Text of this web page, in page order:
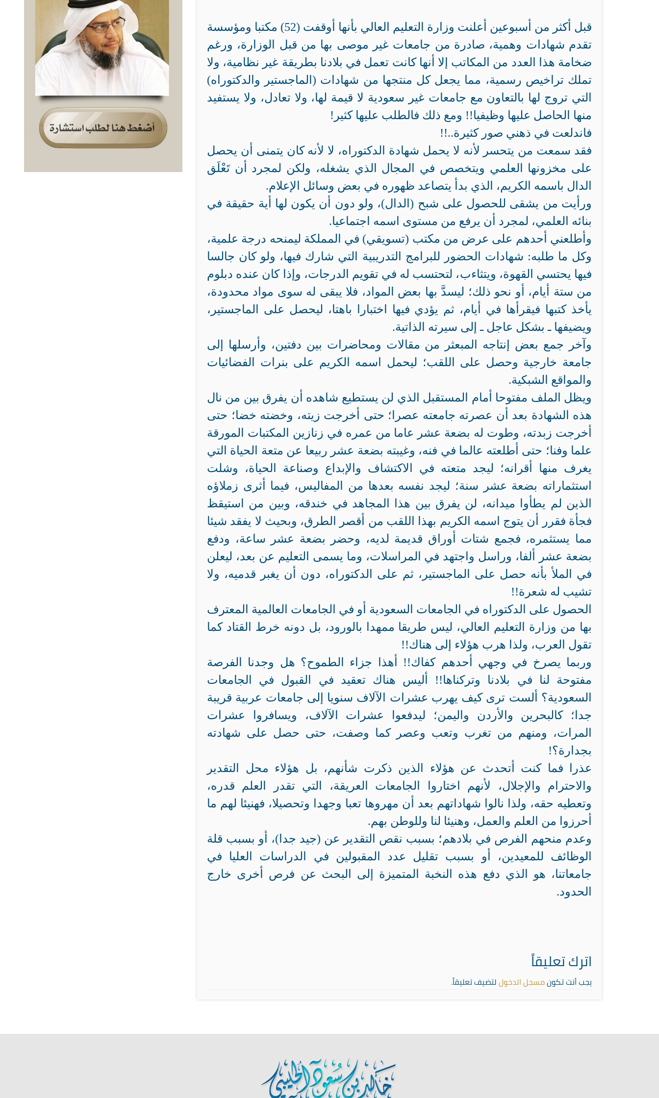
قبل أكثر من أسبوعين أعلنت وزارة التعليم العالي بأنها أوقفت (52) مكتبا ومؤسسة
تقدم شهادات وهمية، صادرة من جامعات غير موصى بها من قبل الوزارة، ورغم
ضخامة هذا العدد من المكاتب إلا أنها كانت تعمل في بلادنا بطريقة غير نظامية، ولا
تملك تراخيص رسمية، مما يجعل كل منتجها من شهادات (الماجستير والدكتوراه)
التي تروج لها بالتعاون مع جامعات غير سعودية لا قيمة لها، ولا تعادل، ولا يستفيد
منها الحاصل عليها وظيفيا!! ومع ذلك فالطلب عليها كثير!
فاندلعت في ذهني صور كثيرة..!!
فقد سمعت من يتحسر لأنه لا يحمل شهادة الدكتوراه، لا لأنه كان يتمنى أن يحصل
على مخزونها العلمي ويتخصص في المجال الذي يشغله، ولكن لمجرد أن تَعْلَق
الدال باسمه الكريم، الذي بدأ يتصاعد ظهوره في بعض وسائل الإعلام.
ورأيت من يشقى للحصول على شبح (الدال)، ولو دون أن يكون لها أية حقيقة في
بنائه العلمي، لمجرد أن يرفع من مستوى اسمه اجتماعيا.
وأطلعني أحدهم على عرض من مكتب (تسويقي) في المملكة ليمنحه درجة علمية،
وكل ما طلبه: شهادات الحضور للبرامج التدريبية التي شارك فيها، ولو كان جالسا
فيها يحتسي القهوة، ويتثاءب، لتحتسب له في تقويم الدرجات، وإذا كان عنده دبلوم
من ستة أيام، أو نحو ذلك؛ ليسدَّ بها بعض المواد، فلا يبقى له سوى مواد محدودة،
يأخذ كتبها فيقرأها في أيام، ثم يؤدي فيها اختبارا باهتا، ليحصل على الماجستير،
ويضيفها ـ بشكل عاجل ـ إلى سيرته الذاتية.
وآخر جمع بعض إنتاجه المبعثر من مقالات ومحاضرات بين دفتين، وأرسلها إلى
جامعة خارجية وحصل على اللقب؛ ليحمل اسمه الكريم على بنرات الفضائيات
والمواقع الشبكية.
ويظل الملف مفتوحا أمام المستقبل الذي لن يستطيع شاهده أن يفرق بين من نال
هذه الشهادة بعد أن عصرته جامعته عصرا؛ حتى أخرجت زيته، وخضته خضا؛ حتى
أخرجت زبدته، وطوت له بضعة عشر عاما من عمره في زنازين المكتبات المورقة
علما وفنا؛ حتى أطلعته عالما في فنه، وغيبته بضعة عشر ربيعا عن متعة الحياة التي
يغرف منها أقرانه؛ ليجد متعته في الاكتشاف والإبداع وصناعة الحياة، وشلت
استثماراته بضعة عشر سنة؛ ليجد نفسه بعدها من المفاليس، فيما أثرى زملاؤه
الذين لم يطأوا ميدانه، لن يفرق بين هذا المجاهد في خندقه، وبين من استيقظ
فجأة فقرر أن يتوج اسمه الكريم بهذا اللقب من أقصر الطرق، وبحيث لا يفقد شيئا
مما يستثمره، فجمع شتات أوراق قديمة لديه، وحضر بضعة عشر ساعة، ودفع
بضعة عشر ألفا، وراسل واجتهد في المراسلات، وما يسمى التعليم عن بعد، ليعلن
في الملأ بأنه حصل على الماجستير، ثم على الدكتوراه، دون أن يغبر قدميه، ولا
تشيب له شعرة!!
الحصول على الدكتوراه في الجامعات السعودية أو في الجامعات العالمية المعترف
بها من وزارة التعليم العالي، ليس طريقا ممهدا بالورود، بل دونه خرط القتاد كما
تقول العرب، ولذا هرب هؤلاء إلى هناك!!
وربما يصرخ في وجهي أحدهم كفاك!! أهذا جزاء الطموح؟ هل وجدنا الفرصة
مفتوحة لنا في بلادنا وتركناها!! أليس هناك تعقيد في القبول في الجامعات
السعودية؟ ألست ترى كيف يهرب عشرات الآلاف سنويا إلى جامعات عربية قريبة
جدا؛ كالبحرين والأردن واليمن؛ ليدفعوا عشرات الآلاف، ويسافروا عشرات
المرات، ومنهم من تغرب وتعب وعصر كما وصفت، حتى حصل على شهادته
بجدارة؟!
عذرا فما كنت أتحدث عن هؤلاء الذين ذكرت شأنهم، بل هؤلاء محل التقدير
والاحترام والإجلال، لأنهم اختاروا الجامعات العريقة، التي تقدر العلم قدره،
وتعطيه حقه، ولذا نالوا شهاداتهم بعد أن مهروها تعبا وجهدا وتحصيلا، فهنيئا لهم ما
أحرزوا من العلم والعمل، وهنيئا لنا وللوطن بهم.
وعدم منحهم الفرص في بلادهم؛ بسبب نقص التقدير عن (جيد جدا)، أو بسبب قلة
الوظائف للمعيدين، أو بسبب تقليل عدد المقبولين في الدراسات العليا في
جامعاتنا، هو الذي دفع هذه النخبة المتميزة إلى البحث عن فرص أخرى خارج
الحدود.
اترك تعليقاً
يجب أنت تكونمسجل الدخوللتضيف تعليقاً.